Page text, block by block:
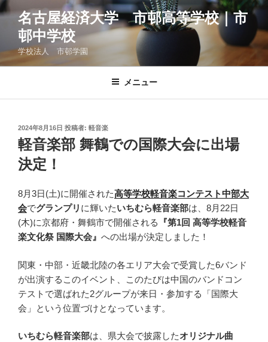
コ
ン
ツ
名古屋経済大学 市邨高等学校｜市
邨中学校
学校法人 市邨学園
メニュー
投
稿
日:
2024年8月16日 投稿者: 軽音楽
軽音楽部 舞鶴での国際大会に出場
決定！
8月3日(土)に開催された高等学校軽音楽コンテスト中部大
会でグランプリ に輝いたいちむら軽音楽部は、8月22日
(木)に京都府・舞鶴市で開催される
『第1回 高等学校軽音
楽文化祭 国際大会』 への出場が決定しました！
関東・中部・近畿北陸の各エリア大会で受賞した6バンド
が出演するこのイベント、このたびは中国のバンドコン
テストで選ばれた2グループが来日・参加する「国際大
会」という位置づけとなっています。
いちむら軽音楽部は、県大会で披露したオリジナル曲